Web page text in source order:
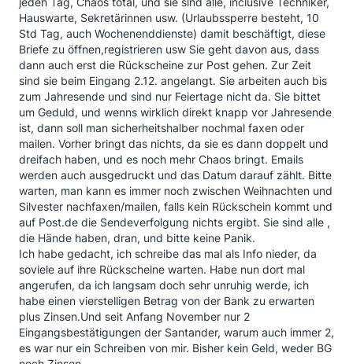
Hauswarte, Sekretärinnen usw. (Urlaubssperre besteht, 10
Std Tag, auch Wochenenddienste) damit beschäftigt, diese
Briefe zu öffnen,registrieren usw Sie geht davon aus, dass
dann auch erst die Rückscheine zur Post gehen. Zur Zeit
sind sie beim Eingang 2.12. angelangt. Sie arbeiten auch bis
zum Jahresende und sind nur Feiertage nicht da. Sie bittet
um Geduld, und wenns wirklich direkt knapp vor Jahresende
ist, dann soll man sicherheitshalber nochmal faxen oder
mailen. Vorher bringt das nichts, da sie es dann doppelt und
dreifach haben, und es noch mehr Chaos bringt. Emails
werden auch ausgedruckt und das Datum darauf zählt. Bitte
warten, man kann es immer noch zwischen Weihnachten und
Silvester nachfaxen/mailen, falls kein Rückschein kommt und
auf Post.de die Sendeverfolgung nichts ergibt. Sie sind alle ,
die Hände haben, dran, und bitte keine Panik.
Ich habe gedacht, ich schreibe das mal als Info nieder, da
soviele auf ihre Rückscheine warten. Habe nun dort mal
angerufen, da ich langsam doch sehr unruhig werde, ich
habe einen vierstelligen Betrag von der Bank zu erwarten
plus Zinsen.Und seit Anfang November nur 2
Eingangsbestätigungen der Santander, warum auch immer 2,
es war nur ein Schreiben von mir. Bisher kein Geld, weder BG